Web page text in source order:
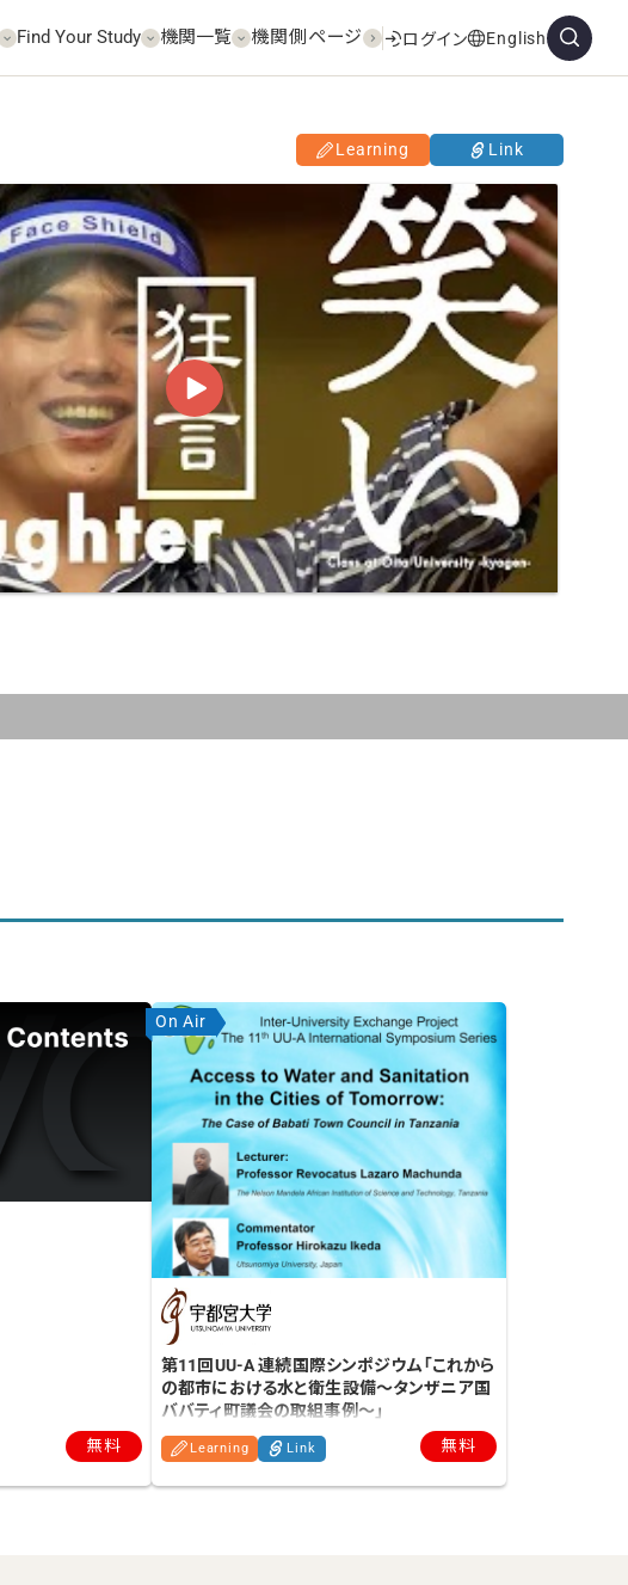
Find Your Study 機関一覧 機関側ページ ログイン English
Learning Link
無料
第11回UU-A 連続国際シンポジウム「これから
の都市における水と衛生設備～タンザニア国
ババティ町議会の取組事例～」
Learning Link 無料
On Air